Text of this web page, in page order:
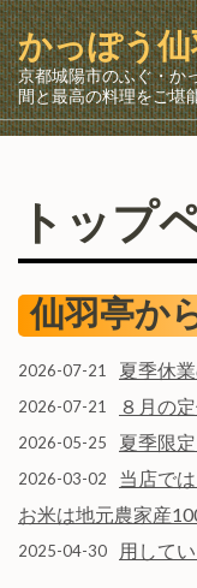
コ
ン
テ
ン
ツ
(Enter
す)
かっぽう
京都城陽市のふぐ・
間と最高の料理をご堪
トップ
仙羽亭か
夏季休
2026-07-21
８月の
2026-07-21
夏季限
2026-05-25
当店で
2026-03-02
お米は地元農家産
用してい
2025-04-30